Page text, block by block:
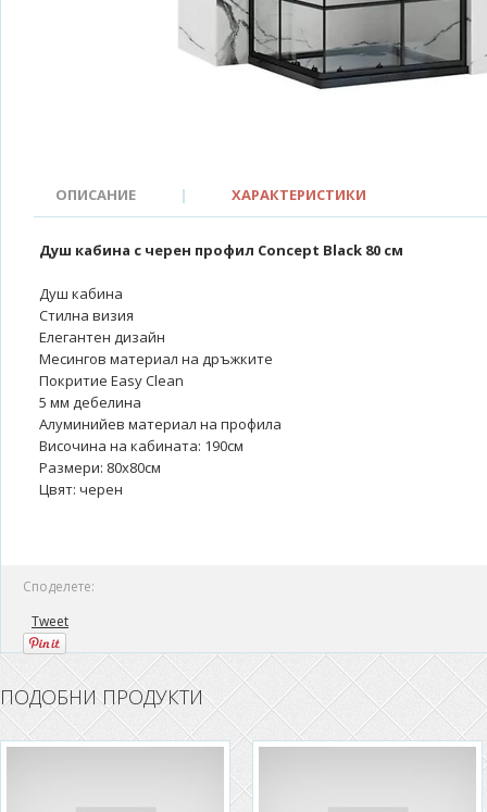
ОПИСАНИЕ | ХАРАКТЕРИСТИКИ
Душ кабина с черен профил Concept Black 80 см
Душ кабина
Стилна визия
Елегантен дизайн
Месингов материал на дръжките
Покритие Easy Clean
5 мм дебелина
Алуминийев материал на профила
Височина на кабината: 190см
Размери: 80x80см
Цвят: черен
Споделете:
Tweet
ПОДОБНИ ПРОДУКТИ